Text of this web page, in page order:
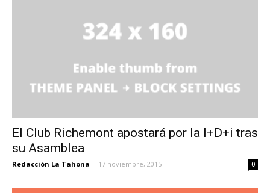
El Club Richemont apostará por la I+D+i tras
su Asamblea
Redacción La Tahona - 17 noviembre, 2015 0